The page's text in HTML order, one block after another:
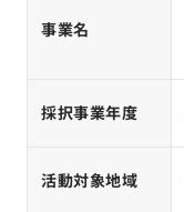
事業名
採択事業年度
活動対象地域